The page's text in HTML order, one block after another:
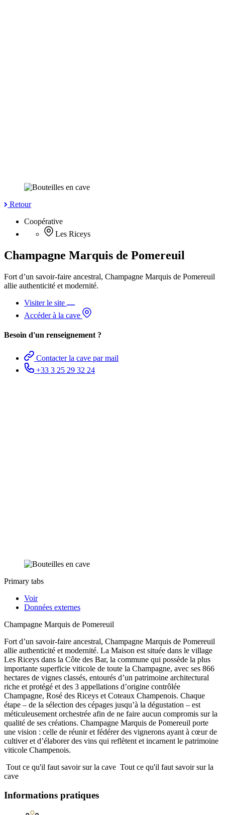
Retour
Coopérative
Les Riceys
Champagne Marquis de Pomereuil
Fort d’un savoir-faire ancestral, Champagne Marquis de Pomereuil
allie authenticité et modernité.
Visiter le site
Accéder à la cave
Besoin d'un renseignement ?
Contacter la cave par mail
+33 3 25 29 32 24
Primary tabs
Voir
Données externes
Champagne Marquis de Pomereuil
Fort d’un savoir-faire ancestral, Champagne Marquis de Pomereuil
allie authenticité et modernité. La Maison est située dans le village
Les Riceys dans la Côte des Bar, la commune qui possède la plus
importante superficie viticole de toute la Champagne, avec ses 866
hectares de vignes classés, entourés d’un patrimoine architectural
riche et protégé et des 3 appellations d’origine contrôlée
Champagne, Rosé des Riceys et Coteaux Champenois. Chaque
étape – de la sélection des cépages jusqu’à la dégustation – est
méticuleusement orchestrée afin de ne faire aucun compromis sur la
qualité de ses créations. Champagne Marquis de Pomereuil porte
une vision : celle de réunir et fédérer des vignerons ayant à cœur de
cultiver et d’élaborer des vins qui reflètent et incarnent le patrimoine
viticole Champenois.
Tout ce qu'il faut savoir sur la cave Tout ce qu'il faut savoir sur la
cave
Informations pratiques